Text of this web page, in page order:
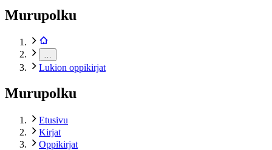
Murupolku
Lukion oppikirjat
Murupolku
Etusivu
Kirjat
Oppikirjat